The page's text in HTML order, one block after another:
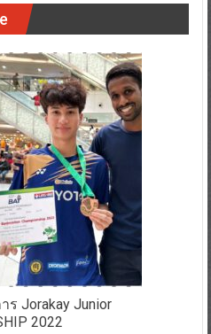
Jorakay Junior
2022